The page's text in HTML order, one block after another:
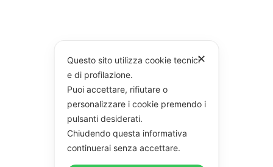
✕
Questo sito utilizza cookie tecnici
e di profilazione.
Puoi accettare, rifiutare o
personalizzare i cookie premendo i
pulsanti desiderati.
Chiudendo questa informativa
continuerai senza accettare.